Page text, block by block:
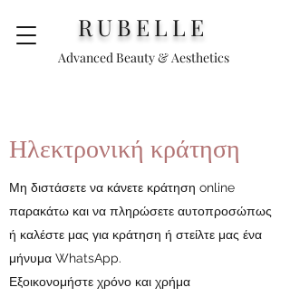
RUBELLE
Advanced Beauty & Aesthetics
Ηλεκτρονική κράτηση
Μη διστάσετε να κάνετε κράτηση online
παρακάτω και να πληρώσετε αυτοπροσώπως
ή καλέστε μας για κράτηση ή στείλτε μας ένα
μήνυμα WhatsApp.
Εξοικονομήστε χρόνο και χρήμα